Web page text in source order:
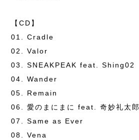
【CD】
01. Cradle
02. Valor
03. SNEAKPEAK feat. Shing02
04. Wander
05. Remain
06. 愛のまにまに feat. 奇妙礼太郎
07. Same as Ever
08. Vena